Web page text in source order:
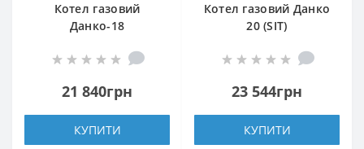
Котел газовий
Данко-18
21 840грн
КУПИТИ
Котел газовий Данко
20 (SIT)
23 544грн
КУПИТИ